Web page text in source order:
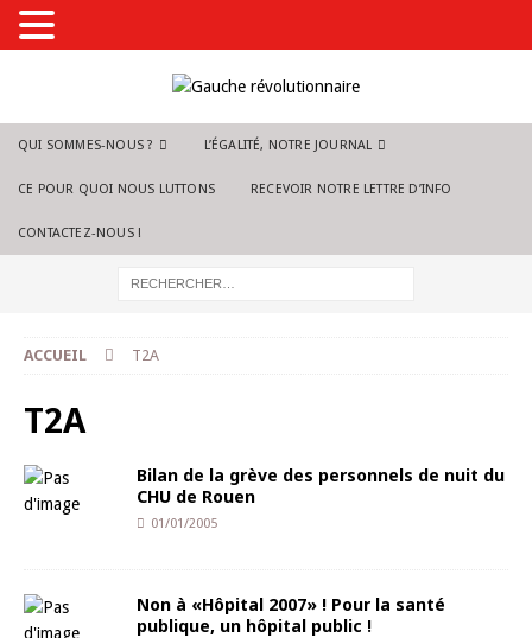
QUI SOMMES-NOUS ? L’ÉGALITÉ, NOTRE JOURNAL
CE POUR QUOI NOUS LUTTONS RECEVOIR NOTRE LETTRE D’INFO
CONTACTEZ-NOUS !
ACCUEIL T2A
T2A
Bilan de la grève des personnels de nuit du
CHU de Rouen
01/01/2005
Non à «Hôpital 2007» ! Pour la santé
publique, un hôpital public !